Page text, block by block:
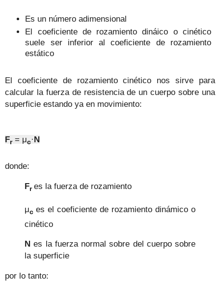
Es un número adimensional
El coeficiente de rozamiento dináico o cinético
suele ser inferior al coeficiente de rozamiento
estático
El coeficiente de rozamiento cinético nos sirve para
calcular la fuerza de resistencia de un cuerpo sobre una
superficie estando ya en movimiento:
Fr = μc·N
donde:
Fr es la fuerza de rozamiento
μc es el coeficiente de rozamiento dinámico o
cinético
Nes la fuerza normal sobre del cuerpo sobre
la superficie
por lo tanto: